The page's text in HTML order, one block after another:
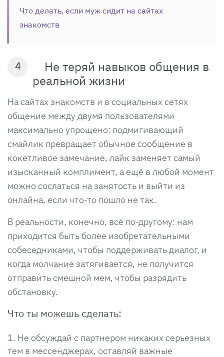
Что делать, если муж сидит на сайтах
знакомств
4
Не теряй навыков общения в
реальной жизни
На сайтах знакомств и в социальных сетях
общение между двумя пользователями
максимально упрощено: подмигивающий
смайлик превращает обычное сообщение в
кокетливое замечание, лайк заменяет самый
изысканный комплимент, а ещё в любой момент
можно сослаться на занятость и выйти из
онлайна, если что-то пошло не так.
В реальности, конечно, всё по-другому: нам
приходится быть более изобретательными
собеседниками, чтобы поддерживать диалог, и
когда молчание затягивается, не получится
отправить смешной мем, чтобы разрядить
обстановку.
Что ты можешь сделать:
Не обсуждай с партнером никаких серьезных
тем в мессенджерах, оставляй важные